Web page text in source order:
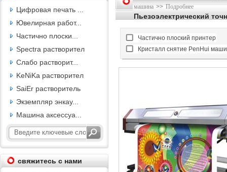
Цифровая печать ...
Ювелирная работ...
Частично плоски...
Spectra растворител
Слабо растворит...
KeNiKa растворител
SaiEr растворитель
Экземпляр энкау...
Машина аксессуа...
свяжитесь с нами
машина >> Подробнее
Пьезоэлектрический
Частично плоский принтер
Кристалл снятие PenHui